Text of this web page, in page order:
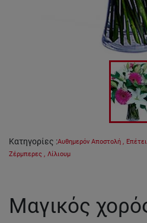
Κατηγορίες :Αυθημερόν Αποστολή ,
Ζέρμπερες , Λίλιουμ
Μαγικός